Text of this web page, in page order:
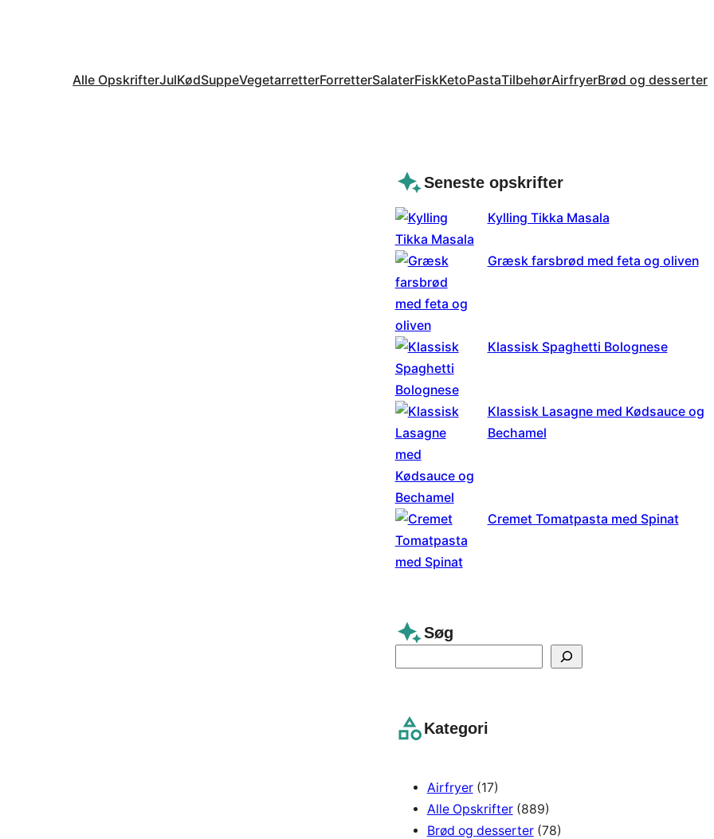
Alle OpskrifterJulKødSuppeVegetarretterForretterSalaterFiskKetoPastaTilbehørAirfryerBrød og desserter
Seneste opskrifter
Kylling Tikka Masala
Græsk farsbrød med feta og oliven
Klassisk Spaghetti Bolognese
Klassisk Lasagne med Kødsauce og
Bechamel
Cremet Tomatpasta med Spinat
Søg
c
Kategori
Airfryer(17)
Alle Opskrifter(889)
Brød og desserter(78)